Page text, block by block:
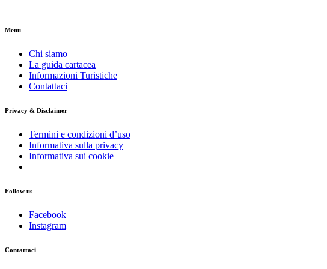
Menu
Chi siamo
La guida cartacea
Informazioni Turistiche
Contattaci
Privacy & Disclaimer
Termini e condizioni d’uso
Informativa sulla privacy
Informativa sui cookie
Follow us
Facebook
Instagram
Contattaci